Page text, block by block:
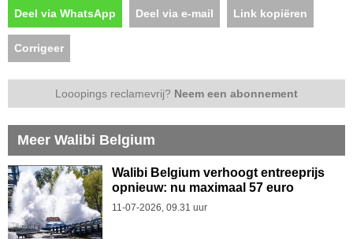
Deel via WhatsApp Deel via e-mail Link kopiëren
Corrigeer
Looopings reclamevrij? Neem een abonnement
Meer Walibi Belgium
Walibi Belgium verhoogt entreeprijs
opnieuw: nu maximaal 57 euro
11-07-2026, 09.31 uur